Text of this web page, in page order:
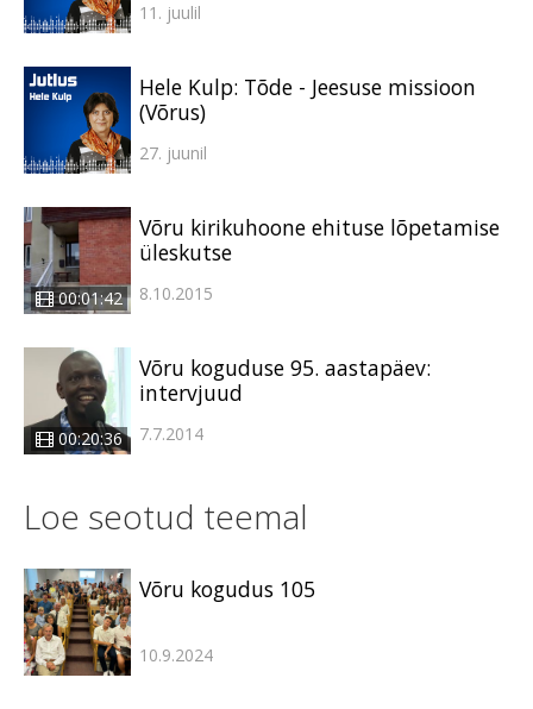
11. juulil
Hele Kulp: Tõde - Jeesuse missioon
(Võrus)
27. juunil
00:01:42
Võru kirikuhoone ehituse lõpetamise
üleskutse
8.10.2015
00:20:36
Võru koguduse 95. aastapäev:
intervjuud
7.7.2014
Loe seotud teemal
Võru kogudus 105
10.9.2024